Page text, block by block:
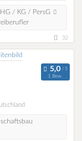
/ KG / PersG
32
1 Bew.